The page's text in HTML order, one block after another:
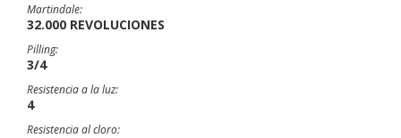
Martindale:
32.000 REVOLUCIONES
Pilling:
3/4
Resistencia a la luz:
4
Resistencia al cloro: